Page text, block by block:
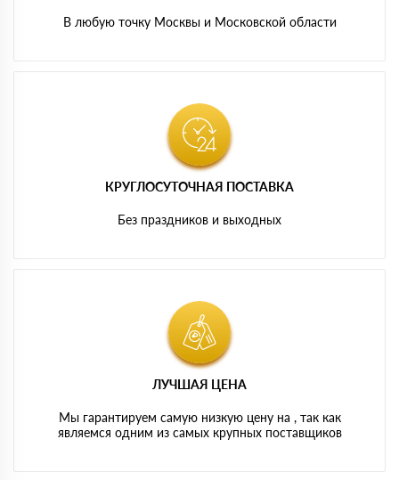
В любую точку Москвы и Московской области
КРУГЛОСУТОЧНАЯ ПОСТАВКА
Без праздников и выходных
ЛУЧШАЯ ЦЕНА
Мы гарантируем самую низкую цену на , так как
являемся одним из самых крупных поставщиков